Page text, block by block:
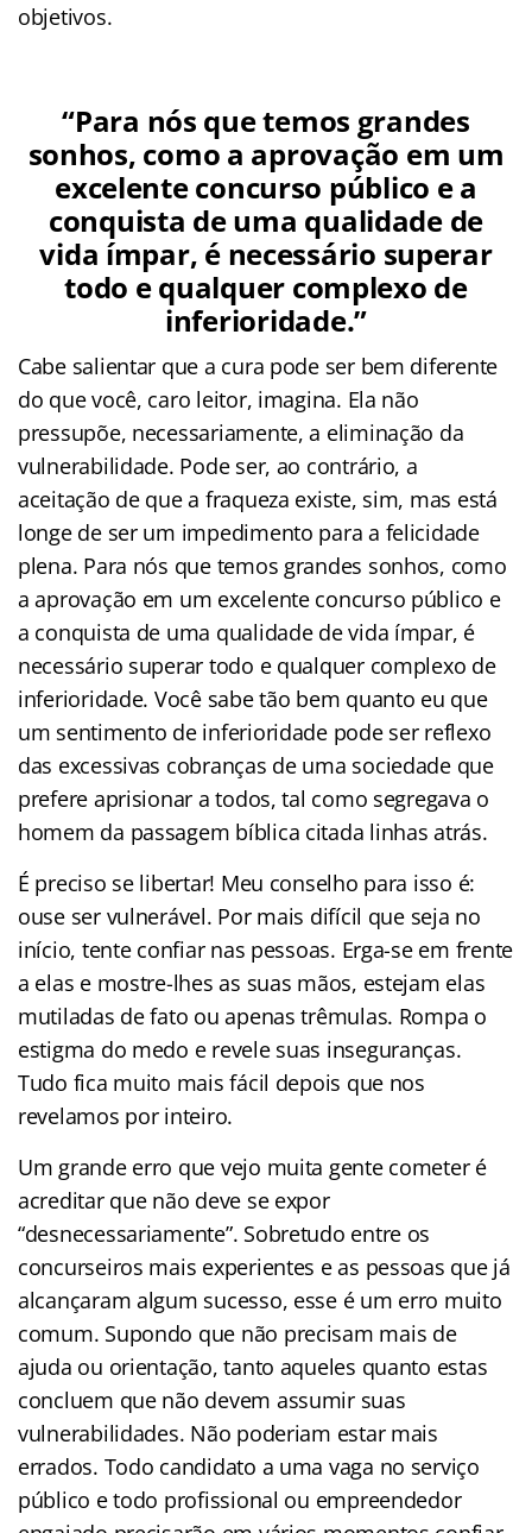
objetivos.
“Para nós que temos grandes
sonhos, como a aprovação em um
excelente concurso público e a
conquista de uma qualidade de
vida ímpar, é necessário superar
todo e qualquer complexo de
inferioridade.”
Cabe salientar que a cura pode ser bem diferente
do que você, caro leitor, imagina. Ela não
pressupõe, necessariamente, a eliminação da
vulnerabilidade. Pode ser, ao contrário, a
aceitação de que a fraqueza existe, sim, mas está
longe de ser um impedimento para a felicidade
plena. Para nós que temos grandes sonhos, como
a aprovação em um excelente concurso público e
a conquista de uma qualidade de vida ímpar, é
necessário superar todo e qualquer complexo de
inferioridade. Você sabe tão bem quanto eu que
um sentimento de inferioridade pode ser reflexo
das excessivas cobranças de uma sociedade que
prefere aprisionar a todos, tal como segregava o
homem da passagem bíblica citada linhas atrás.
É preciso se libertar! Meu conselho para isso é:
ouse ser vulnerável. Por mais difícil que seja no
início, tente confiar nas pessoas. Erga-se em frente
a elas e mostre-lhes as suas mãos, estejam elas
mutiladas de fato ou apenas trêmulas. Rompa o
estigma do medo e revele suas inseguranças.
Tudo fica muito mais fácil depois que nos
revelamos por inteiro.
Um grande erro que vejo muita gente cometer é
acreditar que não deve se expor
“desnecessariamente”. Sobretudo entre os
concurseiros mais experientes e as pessoas que já
alcançaram algum sucesso, esse é um erro muito
comum. Supondo que não precisam mais de
ajuda ou orientação, tanto aqueles quanto estas
concluem que não devem assumir suas
vulnerabilidades. Não poderiam estar mais
errados. Todo candidato a uma vaga no serviço
público e todo profissional ou empreendedor